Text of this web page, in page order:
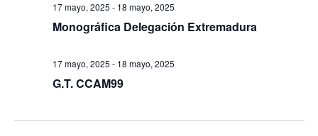
17 mayo, 2025 - 18 mayo, 2025
Monográfica Delegación Extremadura
17 mayo, 2025 - 18 mayo, 2025
G.T. CCAM99